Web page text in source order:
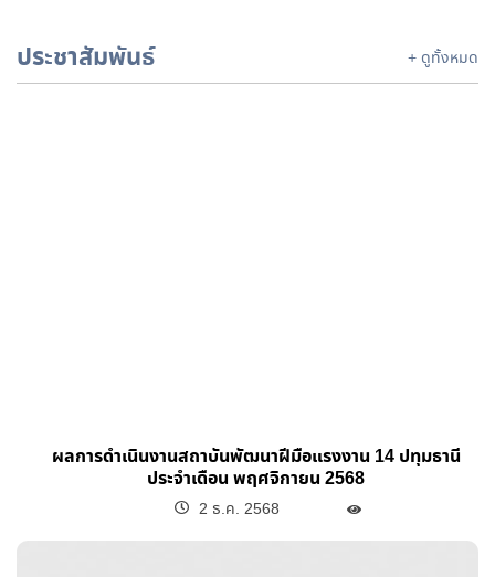
ประชาสัมพันธ์ + ดูทั้งหมด
ผลการดำเนินงานสถาบันพัฒนาฝีมือแรงงาน 14 ปทุมธานี
ประจำเดือน พฤศจิกายน 2568
2 ธ.ค. 2568